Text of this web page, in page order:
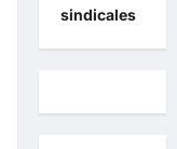
sindicales